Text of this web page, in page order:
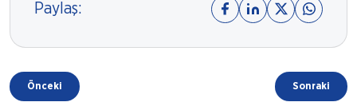
Paylaş:
Önceki Sonraki